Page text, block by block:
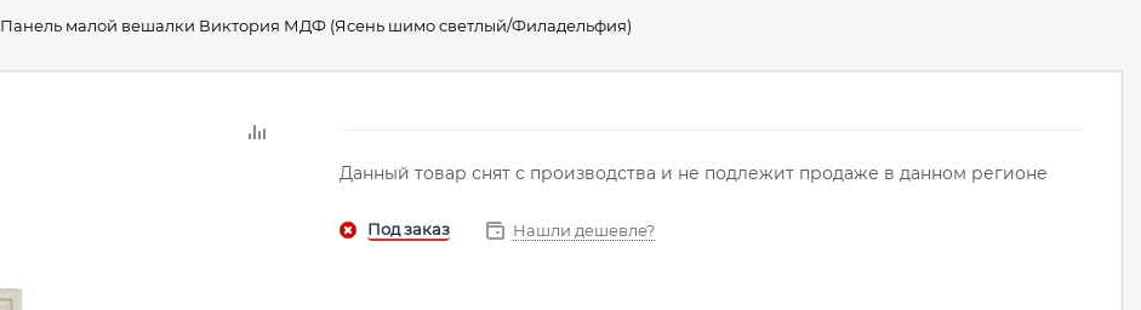
Панель малой вешалки Виктория МДФ (Ясень шимо светлый/Филадельфия)
Данный товар снят с производства и не подлежит продаже в данном регионе
Нашли дешевле?